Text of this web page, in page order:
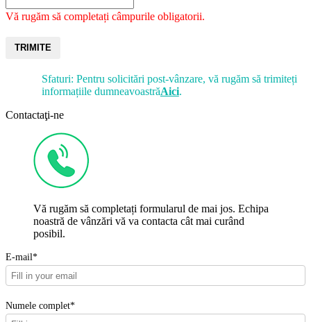
Vă rugăm să completați câmpurile obligatorii.
TRIMITE
Sfaturi: Pentru solicitări post-vânzare, vă rugăm să trimiteți
informațiile dumneavoastrăAici.
Contactaţi-ne
Vă rugăm să completați formularul de mai jos. Echipa
noastră de vânzări vă va contacta cât mai curând
posibil.
E-mail*
Numele complet*